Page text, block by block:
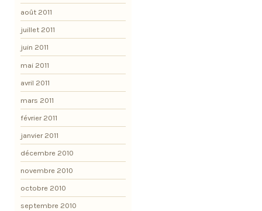
août 2011
juillet 2011
juin 2011
mai 2011
avril 2011
mars 2011
février 2011
janvier 2011
décembre 2010
novembre 2010
octobre 2010
septembre 2010